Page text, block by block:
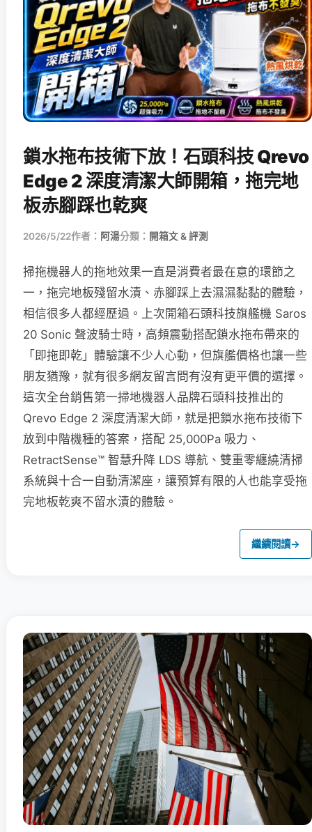
鎖水拖布技術下放！石頭科技 Qrevo
Edge 2 深度清潔大師開箱，拖完地
板赤腳踩也乾爽
2026/5/22作者： 阿湯分類： 開箱文 & 評測
掃拖機器人的拖地效果一直是消費者最在意的環節之
一，拖完地板殘留水漬、赤腳踩上去濕濕黏黏的體驗，
相信很多人都經歷過。上次開箱石頭科技旗艦機 Saros
20 Sonic 聲波騎士時，高頻震動搭配鎖水拖布帶來的
「即拖即乾」體驗讓不少人心動，但旗艦價格也讓一些
朋友猶豫，就有很多網友留言問有沒有更平價的選擇。
這次全台銷售第一掃地機器人品牌石頭科技推出的
Qrevo Edge 2 深度清潔大師，就是把鎖水拖布技術下
放到中階機種的答案，搭配 25,000Pa 吸力、
RetractSense™ 智慧升降 LDS 導航、雙重零纏繞清掃
系統與十合一自動清潔座，讓預算有限的人也能享受拖
完地板乾爽不留水漬的體驗。
繼續閱讀→